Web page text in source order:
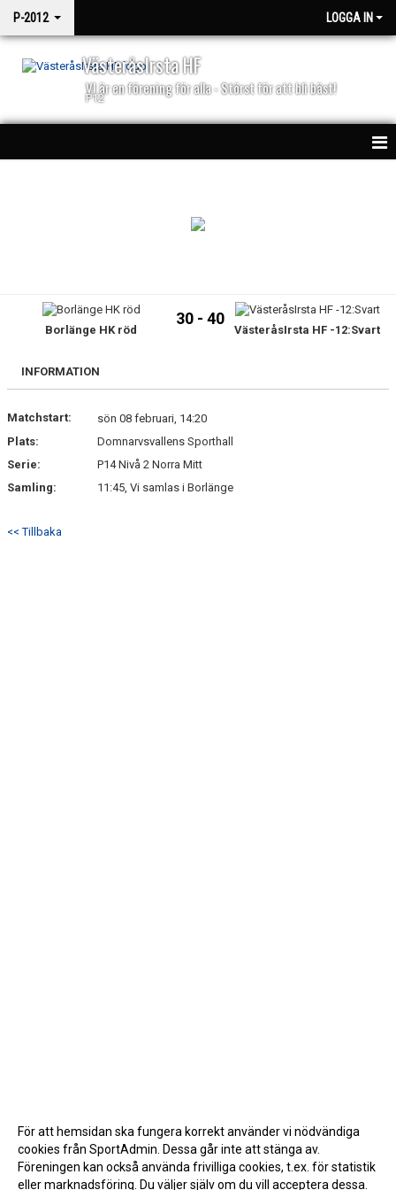
P-2012 LOGGA IN
VästeråsIrsta HF
VI är en förening för alla - Störst för att bli bäst!
P12
NYHETER
BILDGALLERI
SPONSORER
KONTAKT
Borlänge HK röd
30 - 40
VästeråsIrsta HF -12:Svart
INFORMATION
Matchstart:
sön 08 februari, 14:20
Plats:
Domnarvsvallens Sporthall
Serie:
P14 Nivå 2 Norra Mitt
Samling:
11:45, Vi samlas i Borlänge
<< Tillbaka
För att hemsidan ska fungera korrekt använder vi nödvändiga
cookies från SportAdmin. Dessa går inte att stänga av.
Föreningen kan också använda frivilliga cookies, t.ex. för statistik
eller marknadsföring. Du väljer själv om du vill acceptera dessa.